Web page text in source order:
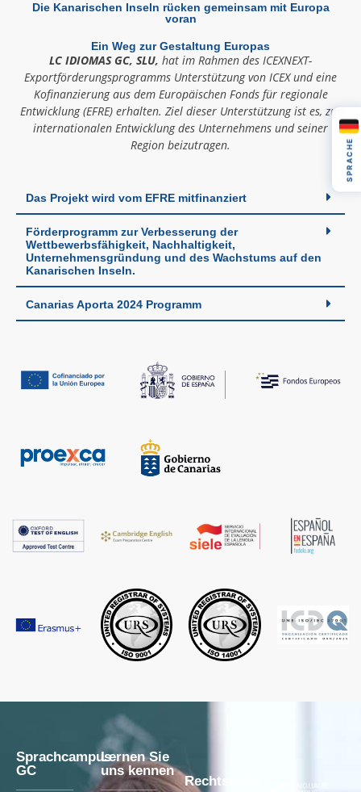
Die Kanarischen Inseln rücken gemeinsam mit Europa
voran
Ein Weg zur Gestaltung Europas
LC IDIOMAS GC, SLU, hat im Rahmen des ICEXNEXT-
Exportförderungsprogramms Unterstützung von ICEX und eine
Kofinanzierung aus dem Europäischen Fonds für regionale
Entwicklung (EFRE) erhalten. Ziel dieser Unterstützung ist es, zur
internationalen Entwicklung des Unternehmens und seiner
Region beizutragen.
Das Projekt wird vom EFRE mitfinanziert
Förderprogramm zur Verbesserung der
Wettbewerbsfähigkeit, Nachhaltigkeit,
Unternehmensgründung und des Wachstums auf den
Kanarischen Inseln.
Canarias Aporta 2024 Programm
Sprachcampus
GC
Lernen Sie
uns kennen
Rechtstexte
SPRACHE